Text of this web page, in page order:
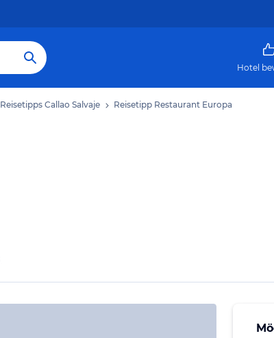
Hotel
Reisetipps Callao Salvaje Reisetipp Restaurant Europa